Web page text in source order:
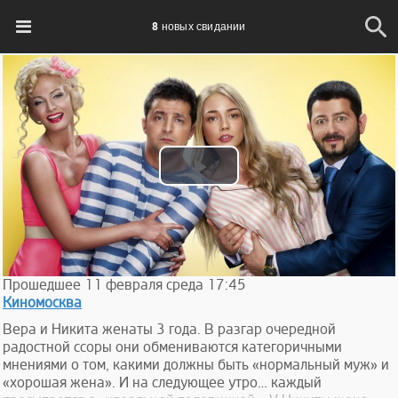
8 новых свидании
Play
Video
Прошедшее 11 февраля среда 17:45
Киномосква
Вера и Никита женаты 3 года. В разгар очередной
радостной ссоры они обмениваются категоричными
мнениями о том, какими должны быть «нормальный муж» и
«хорошая жена». И на следующее утро… каждый